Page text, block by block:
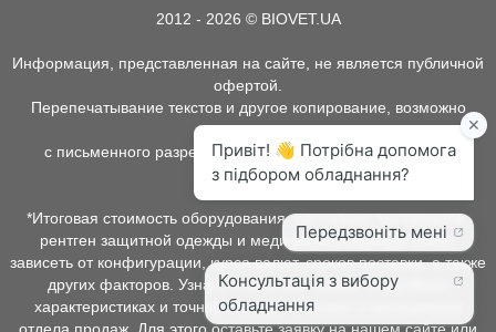
2012 - 2026 © BIOVET.UA
Информация, представленная на сайте, не является публичной
офертой.
Перепечатывание текстов и другое копирование, возможно
только
с письменного разрешения администрации BIOVET.UA.
*Итоговая стоимость оборудования, расходных материалов,
рентген защитной одежды и медицинской одежды может
зависеть от конфигурации, курса валют, сроков поставки, а также
других факторов. Узнать о наличии товара, подробных
характеристиках и точной стоимости можно у менеджеров